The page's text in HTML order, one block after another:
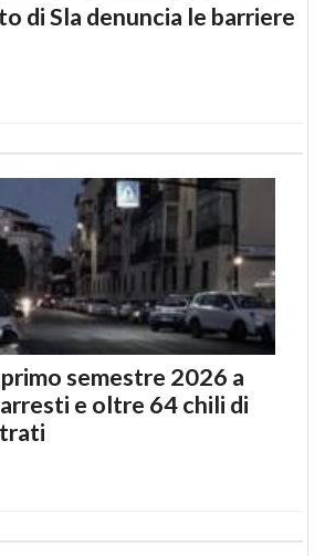
di Sla denuncia le barriere
semestre 2026 a
e oltre 64 chili di